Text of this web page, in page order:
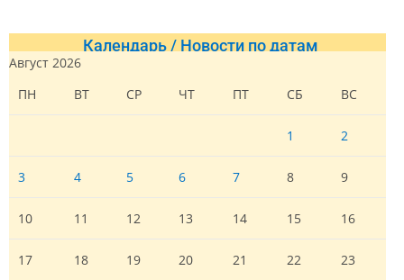
Календарь / Новости по датам
Август 2026
ПН
ВТ СР ЧТ ПТ СБ ВС
1 2
3 4 5 6 7 8 9
10 11 12 13 14 15 16
17 18 19 20 21 22 23